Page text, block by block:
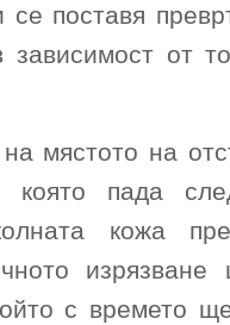
поставя
от
мястото на
която пада
кожа
с времето